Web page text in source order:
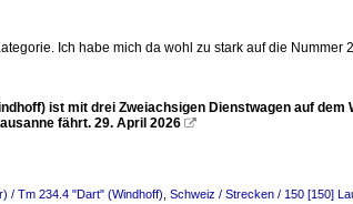
Ich habe mich da wohl zu stark auf die Nummer
ist mit drei Zweiachsigen Dienstwagen auf
fährt. 29. April 2026 
/ Tm 234.4 "Dart" (Windhoff) Schweiz / Strecken / 150 [150]